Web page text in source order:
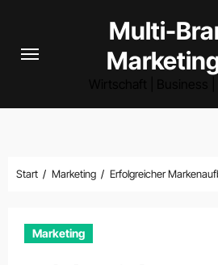
springen
Multi-
Start Marketing Erfolgreicher
Marketing